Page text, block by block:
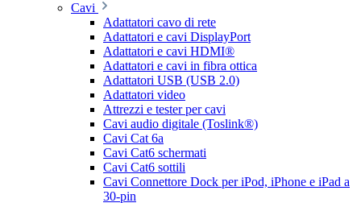
Cavi
Adattatori cavo di rete
Adattatori e cavi DisplayPort
Adattatori e cavi HDMI®
Adattatori e cavi in fibra ottica
Adattatori USB (USB 2.0)
Adattatori video
Attrezzi e tester per cavi
Cavi audio digitale (Toslink®)
Cavi Cat 6a
Cavi Cat6 schermati
Cavi Cat6 sottili
Cavi Connettore Dock per iPod, iPhone e iPad a
30-pin